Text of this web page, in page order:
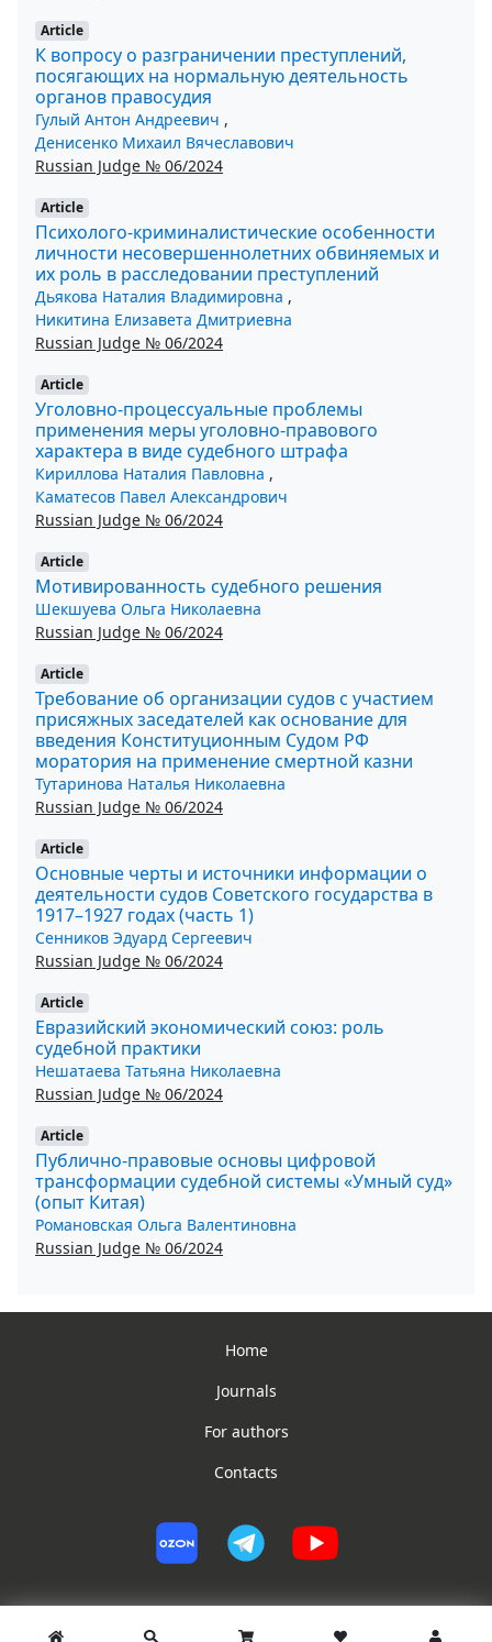
Article
К вопросу о разграничении преступлений,
посягающих на нормальную деятельность
органов правосудия
Гулый Антон Андреевич ,
Денисенко Михаил Вячеславович
Russian Judge № 06/2024
Article
Психолого-криминалистические особенности
личности несовершеннолетних обвиняемых и
их роль в расследовании преступлений
Дьякова Наталия Владимировна ,
Никитина Елизавета Дмитриевна
Russian Judge № 06/2024
Article
Уголовно-процессуальные проблемы
применения меры уголовно-правового
характера в виде судебного штрафа
Кириллова Наталия Павловна ,
Каматесов Павел Александрович
Russian Judge № 06/2024
Article
Мотивированность судебного решения
Шекшуева Ольга Николаевна
Russian Judge № 06/2024
Article
Требование об организации судов с участием
присяжных заседателей как основание для
введения Конституционным Судом РФ
моратория на применение смертной казни
Тутаринова Наталья Николаевна
Russian Judge № 06/2024
Article
Основные черты и источники информации о
деятельности судов Советского государства в
1917–1927 годах (часть 1)
Сенников Эдуард Сергеевич
Russian Judge № 06/2024
Article
Евразийский экономический союз: роль
судебной практики
Нешатаева Татьяна Николаевна
Russian Judge № 06/2024
Article
Публично-правовые основы цифровой
трансформации судебной системы «Умный суд»
(опыт Китая)
Романовская Ольга Валентиновна
Russian Judge № 06/2024
Home
Journals
For authors
Contacts